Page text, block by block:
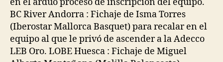
en el arduo proceso de inscripción del equipo.
BC River Andorra : Fichaje de Isma Torres
(Iberostar Mallorca Basquet) para recalar en el
equipo al que le privó de ascender a la Adecco
LEB Oro. LOBE Huesca : Fichaje de Miguel